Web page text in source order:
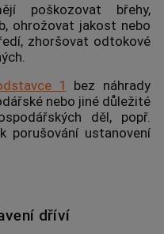
poškozovat břehy,
ohrožovat jakost nebo
zhoršovat odtokové
1
bez náhrady
nebo jiné důležité
děl, popř.
porušování ustanovení
dříví